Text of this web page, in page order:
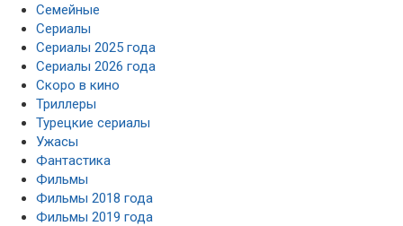
Семейные
Сериалы
Сериалы 2025 года
Сериалы 2026 года
Скоро в кино
Триллеры
Турецкие сериалы
Ужасы
Фантастика
Фильмы
Фильмы 2018 года
Фильмы 2019 года